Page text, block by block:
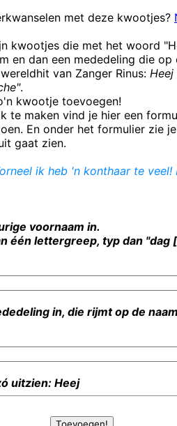
met deze kwootjes?
kwootjes die met het woord
en dan een mededeling die op
van Zanger Rinus:
.
kwootje toevoegen!
te maken vind je hier een
En onder het formulier zie
gaat zien.
ik heb 'n konthaar te veel!
voornaam in.
één lettergreep, typ dan "dag
in, die rijmt op de
uitzien: Heej